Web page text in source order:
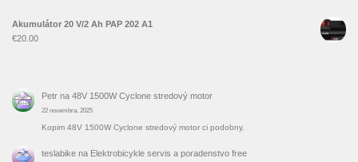
Akumulátor 20 V/2 Ah PAP 202 A1
€20.00
Petrna 48V 1500W Cyclone stredový motor
22 novembra, 2025
Kopim 48V 1500W Cyclone stredový motor ci podobny.
teslabikena Elektrobicykle servis a poradenstvo free